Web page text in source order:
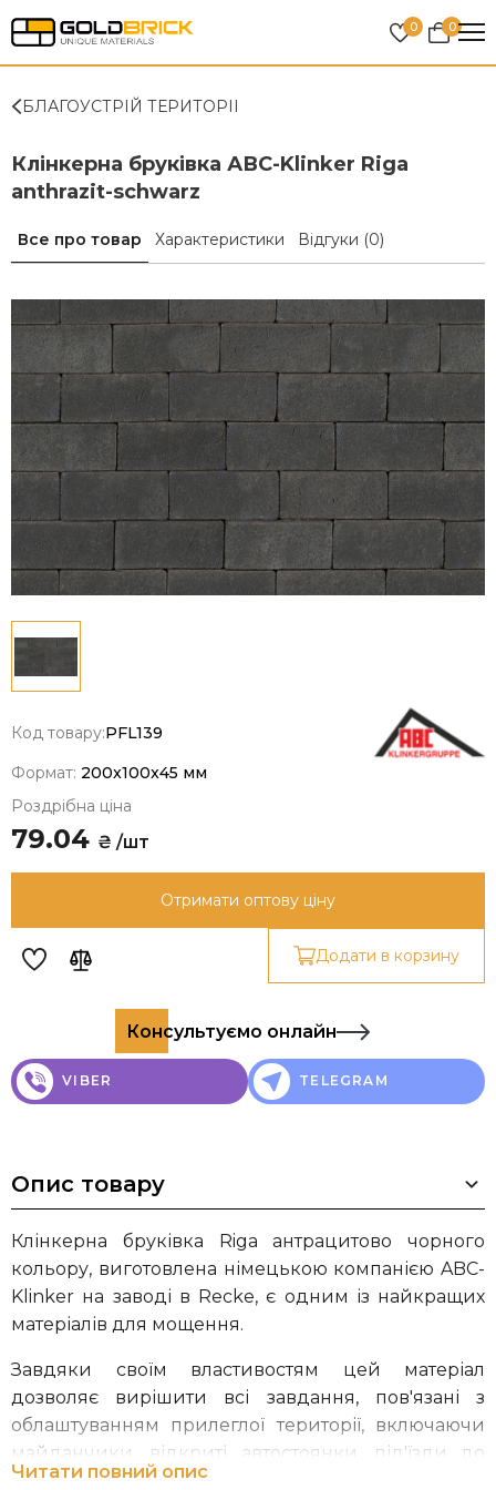
0 0
БЛАГОУСТРІЙ ТЕРИТОРІІ
Клінкерна бруківка АВС-Klinker Riga
anthrazit-schwarz
Все про товар Характеристики Відгуки (0)
Код товару:PFL139
Формат: 200x100x45 мм
Роздрібна ціна
79.04 ₴ /шт
Отримати оптову ціну
Додати в корзину
Консультуємо онлайн
VIBER TELEGRAM
Опис товару
Клінкерна бруківка Riga антрацитово чорного
кольору, виготовлена німецькою компанією ABC-
Klinker на заводі в Recke, є одним із найкращих
матеріалів для мощення.
Завдяки своїм властивостям цей матеріал
дозволяє вирішити всі завдання, пов'язані з
облаштуванням прилеглої території, включаючи
майданчики, відкриті автостоянки, під'їзди до
гаража, тераси, стежки на прилеглій ділянці,
Читати повний опис